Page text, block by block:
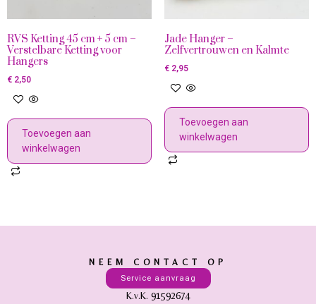
RVS Ketting 45 cm + 5 cm –
Verstelbare Ketting voor
Hangers
€ 2,50
Toevoegen aan
winkelwagen
Jade Hanger –
Zelfvertrouwen en Kalmte
€2,95
Toevoegen aan
winkelwagen
NEEM CONTACT OP
Service aanvraag
K.v.K. 91592674